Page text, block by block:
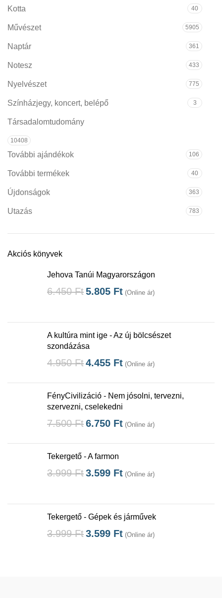
Kotta 40
Művészet 5905
Naptár 361
Notesz 433
Nyelvészet 775
Színházjegy, koncert, belépő 3
Társadalomtudomány
10408
További ajándékok 106
További termékek 40
Újdonságok 363
Utazás 783
Akciós könyvek
Jehova Tanúi Magyarországon
6.450Ft5.805 Ft (Online ár)
A kultúra mint ige - Az új bölcsészet
szondázása
4.950Ft4.455 Ft (Online ár)
FényCivilizáció - Nem jósolni, tervezni,
szervezni, cselekedni
7.500Ft6.750 Ft (Online ár)
Tekergető - A farmon
3.999Ft3.599 Ft (Online ár)
Tekergető - Gépek és járművek
3.999Ft3.599 Ft (Online ár)